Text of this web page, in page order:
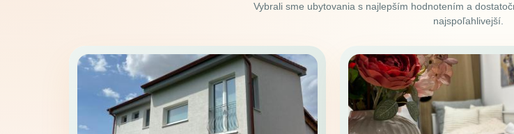
Vybrali sme ubytovania s najlepším hodnotením a
najspoľahlivejší.